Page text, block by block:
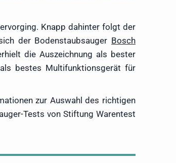
Knapp dahinter folgt der
der Bodenstaubsauger Bosch
die Auszeichnung als bester
bestes Multifunktionsgerät für
zur Auswahl des richtigen
Tests von Stiftung Warentest